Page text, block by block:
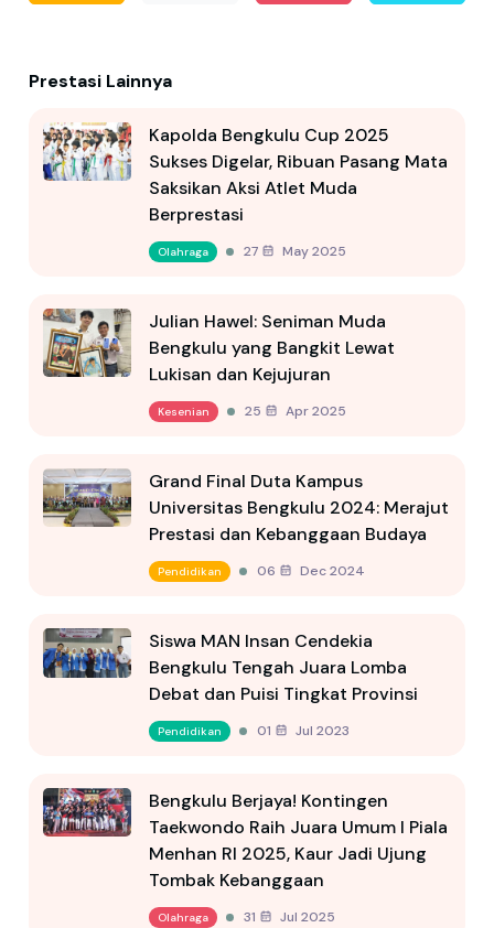
Prestasi Lainnya
Kapolda Bengkulu Cup 2025
Sukses Digelar, Ribuan Pasang Mata
Saksikan Aksi Atlet Muda
Berprestasi
Olahraga 27 May 2025
Julian Hawel: Seniman Muda
Bengkulu yang Bangkit Lewat
Lukisan dan Kejujuran
Kesenian 25 Apr 2025
Grand Final Duta Kampus
Universitas Bengkulu 2024: Merajut
Prestasi dan Kebanggaan Budaya
Pendidikan 06 Dec 2024
Siswa MAN Insan Cendekia
Bengkulu Tengah Juara Lomba
Debat dan Puisi Tingkat Provinsi
Pendidikan 01 Jul 2023
Bengkulu Berjaya! Kontingen
Taekwondo Raih Juara Umum I Piala
Menhan RI 2025, Kaur Jadi Ujung
Tombak Kebanggaan
Olahraga 31 Jul 2025